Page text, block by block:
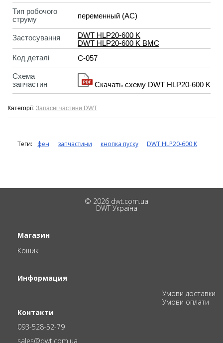
Тип робочого
струму
переменный (AC)
Застосування
DWT HLP20-600 K
DWT HLP20-600 K BMC
Код деталі
C-057
Схема
запчастин
Скачать схему DWT HLP20-600 K
Категорії: Запасні частини DWT
Теги: фен запчастини кнопка пуску DWT HLP20-600 K
© 2026 dwt.com.ua
DWT Україна
Магазин
Кошик
Информация
Умови доставки
Умови оплати
Контакти
093-528-52-79
sales@dwt.com.ua